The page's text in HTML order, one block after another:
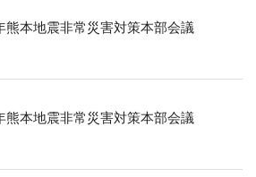
熊本地震非常災害対策本部会議
熊本地震非常災害対策本部会議